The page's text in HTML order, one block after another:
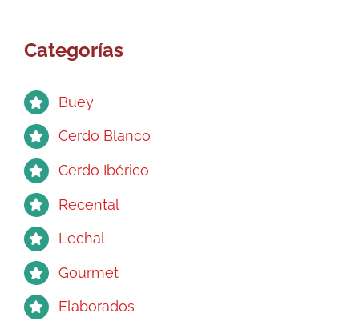
página
producto
Categorías
Buey
Cerdo Blanco
Cerdo Ibérico
Recental
Lechal
Gourmet
Elaborados